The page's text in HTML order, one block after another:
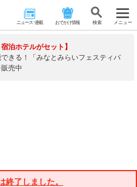
ニュース･連載 おでかけ情報 検 索 メニュー
泊ホテルがセット】
きる！「みなとみらいフェスティバ
売中
終了しました。